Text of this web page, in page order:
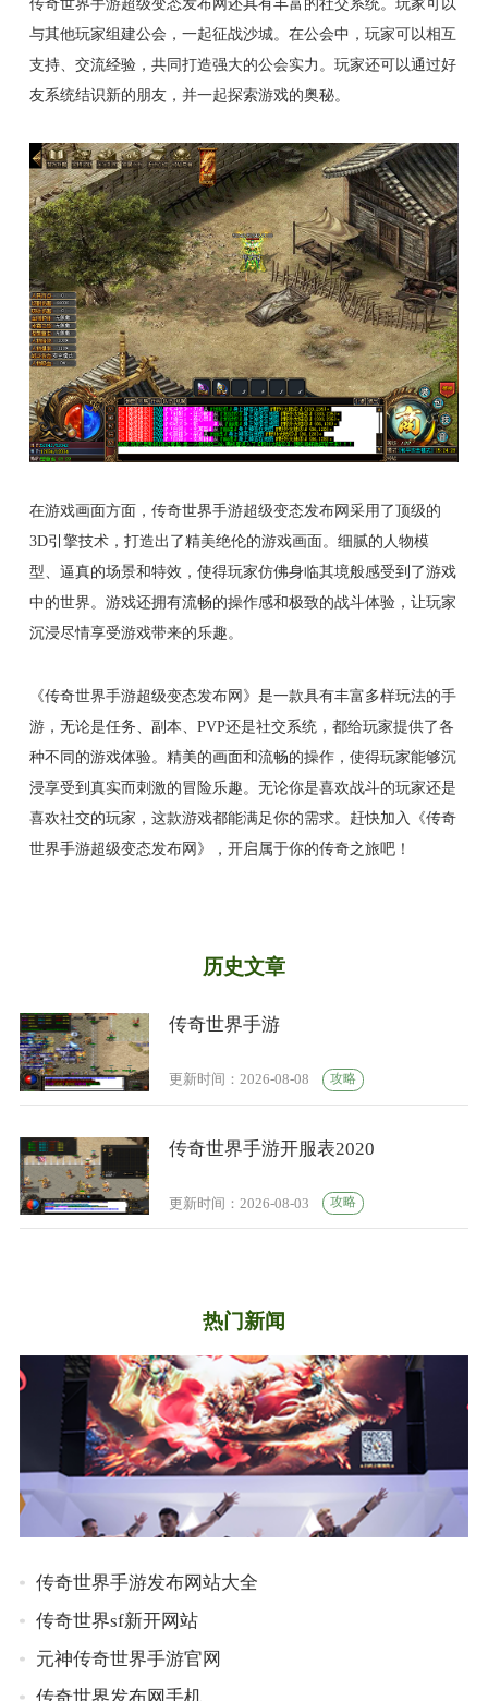
与其他玩家组建公会，一起征战沙城。在公会中，玩家可以相互
支持、交流经验，共同打造强大的公会实力。玩家还可以通过好
友系统结识新的朋友，并一起探索游戏的奥秘。
在游戏画面方面，传奇世界手游超级变态发布网采用了顶级的
3D引擎技术，打造出了精美绝伦的游戏画面。细腻的人物模
型、逼真的场景和特效，使得玩家仿佛身临其境般感受到了游戏
中的世界。游戏还拥有流畅的操作感和极致的战斗体验，让玩家
沉浸尽情享受游戏带来的乐趣。
《传奇世界手游超级变态发布网》是一款具有丰富多样玩法的手
游，无论是任务、副本、PVP还是社交系统，都给玩家提供了各
种不同的游戏体验。精美的画面和流畅的操作，使得玩家能够沉
浸享受到真实而刺激的冒险乐趣。无论你是喜欢战斗的玩家还是
喜欢社交的玩家，这款游戏都能满足你的需求。赶快加入《传奇
世界手游超级变态发布网》，开启属于你的传奇之旅吧！
历史文章
传奇世界手游
更新时间：2026-08-08 攻略
传奇世界手游开服表2020
更新时间：2026-08-03 攻略
热门新闻
传奇世界手游发布网站大全
传奇世界sf新开网站
元神传奇世界手游官网